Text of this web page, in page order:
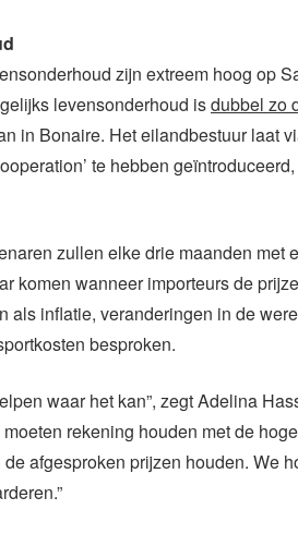
zijn extreem hoog op
levensonderhoud isdubbel zo
in Bonaire. Het eilandbestuur laat
te hebben
zullen elke drie maanden met
komen wanneer importeurs de
als inflatie, veranderingen in de
besproken.
waar het kan”, zegt Adelina
moeten rekening houden met de
afgesproken prijzen houden. We